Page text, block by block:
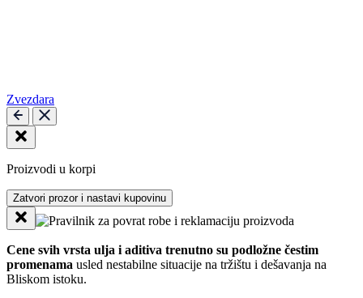
Zvezdara
Proizvodi u korpi
Zatvori prozor i nastavi kupovinu
Cene svih vrsta ulja i aditiva trenutno su podložne čestim
promenama usled nestabilne situacije na tržištu i dešavanja na
Bliskom istoku.